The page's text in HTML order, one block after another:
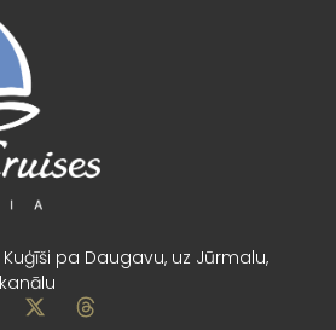
pa Daugavu, uz Jūrmalu,